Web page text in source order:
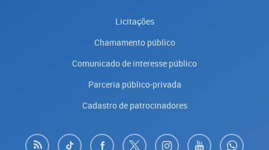
Licitações
Chamamento público
Comunicado de interesse público
Parceria público-privada
Cadastro de patrocinadores